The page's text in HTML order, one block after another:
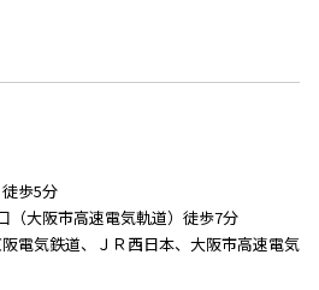
歩5分
（大阪市高速電気軌道）徒歩7分
電気鉄道、ＪＲ西日本、大阪市高速電気